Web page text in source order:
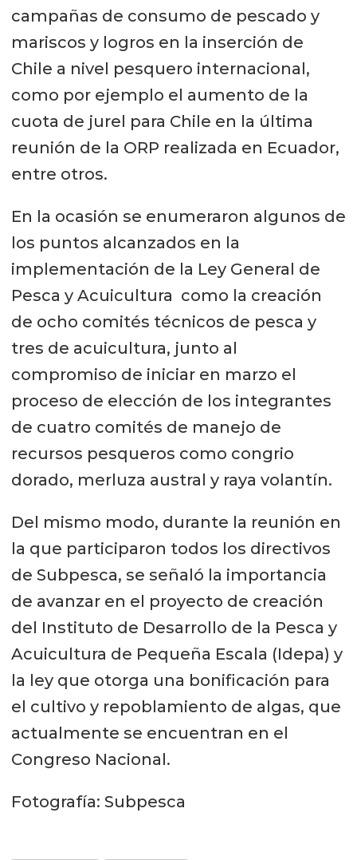
campañas de consumo de pescado y
mariscos y logros en la inserción de
Chile a nivel pesquero internacional,
como por ejemplo el aumento de la
cuota de jurel para Chile en la última
reunión de la ORP realizada en Ecuador,
entre otros.
En la ocasión se enumeraron algunos de
los puntos alcanzados en la
implementación de la Ley General de
Pesca y Acuicultura como la creación
de ocho comités técnicos de pesca y
tres de acuicultura, junto al
compromiso de iniciar en marzo el
proceso de elección de los integrantes
de cuatro comités de manejo de
recursos pesqueros como congrio
dorado, merluza austral y raya volantín.
Del mismo modo, durante la reunión en
la que participaron todos los directivos
de Subpesca, se señaló la importancia
de avanzar en el proyecto de creación
del Instituto de Desarrollo de la Pesca y
Acuicultura de Pequeña Escala (Idepa) y
la ley que otorga una bonificación para
el cultivo y repoblamiento de algas, que
actualmente se encuentran en el
Congreso Nacional.
Fotografía: Subpesca